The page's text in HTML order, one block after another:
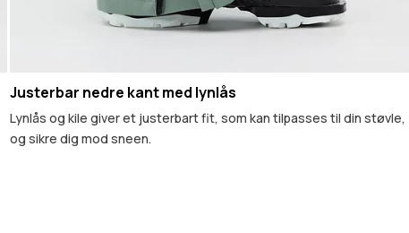
Justerbar nedre kant med lynlås
Lynlås og kile giver et justerbart fit, som kan tilpasses til din støvle,
og sikre dig mod sneen.